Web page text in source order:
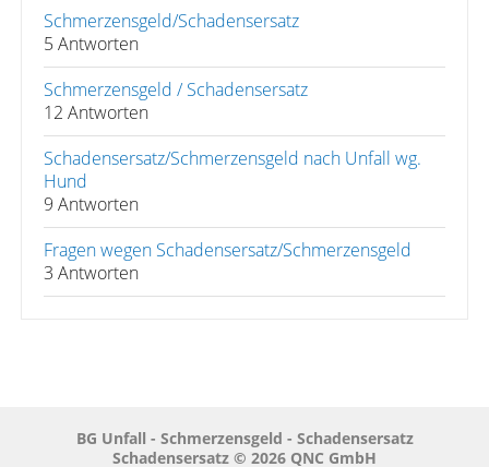
Schmerzensgeld/Schadensersatz
5 Antworten
Schmerzensgeld / Schadensersatz
12 Antworten
Schadensersatz/Schmerzensgeld nach Unfall wg.
Hund
9 Antworten
Fragen wegen Schadensersatz/Schmerzensgeld
3 Antworten
BG Unfall - Schmerzensgeld - Schadensersatz
Schadensersatz © 2026 QNC GmbH